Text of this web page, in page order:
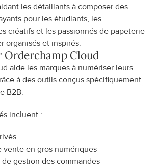
les détaillants à composer des
pour les étudiants, les
créatifs et les passionnés de papeterie
organisés et inspirés.
Orderchamp Cloud
aide les marques à numériser leurs
à des outils conçus spécifiquement
B2B.
incluent :
vente en gros numériques
gestion des commandes